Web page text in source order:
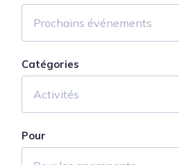
Prochains événements
Catégories
Activités
Pour